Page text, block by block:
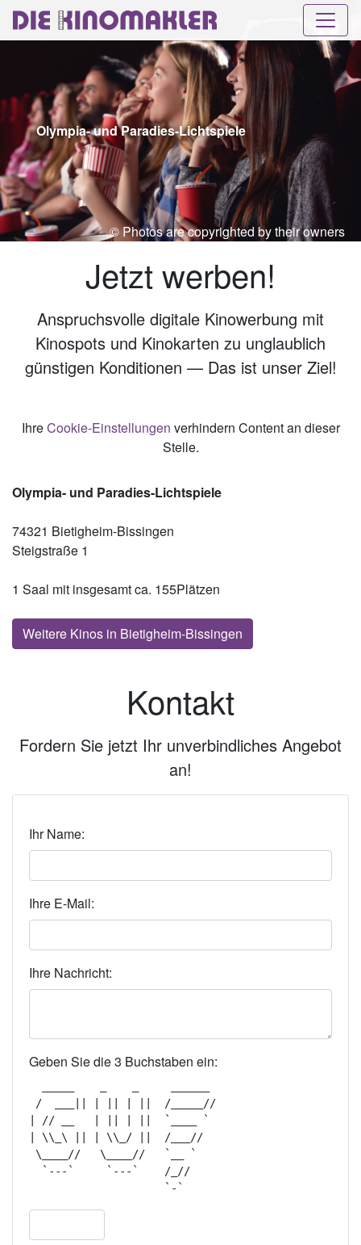
Olympia- und Paradies-Lichtspiele
© Photos are copyrighted by their owners
Jetzt werben!
Anspruchsvolle digitale Kinowerbung mit
Kinospots und Kinokarten zu unglaublich
günstigen Konditionen — Das ist unser Ziel!
IhreCookie-Einstellungen verhindern Content an dieser
Stelle.
Olympia- und Paradies-Lichtspiele
74321 Bietigheim-Bissingen
Steigstraße 1
1 Saal mit insgesamt ca. 155Plätzen
Weitere Kinos in Bietigheim-Bissingen
Kontakt
Fordern Sie jetzt Ihr unverbindliches Angebot
an!
Ihr Name:
Ihre E-Mail:
Ihre Nachricht:
Geben Sie die 3 Buchstaben ein:
/  ___|| | || | ||  /_____//
| // __   | || | ||  `____ `
| \\_\ || | \\_/ ||  /___//
\____//   \____//   `__ `
  `---`     `---`    /_//